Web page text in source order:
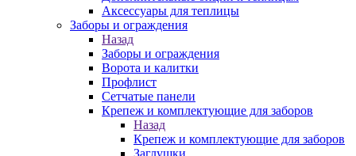
Аксессуары для теплицы
Заборы и ограждения
Назад
Заборы и ограждения
Ворота и калитки
Профлист
Сетчатые панели
Крепеж и комплектующие для заборов
Назад
Крепеж и комплектующие для заборов
Заглушки